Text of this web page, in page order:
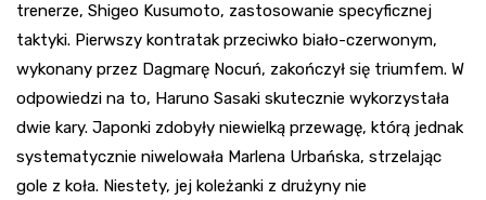
trenerze, Shigeo Kusumoto, zastosowanie specyficznej
taktyki. Pierwszy kontratak przeciwko biało-czerwonym,
wykonany przez Dagmarę Nocuń, zakończył się triumfem. W
odpowiedzi na to, Haruno Sasaki skutecznie wykorzystała
dwie kary. Japonki zdobyły niewielką przewagę, którą jednak
systematycznie niwelowała Marlena Urbańska, strzelając
gole z koła. Niestety, jej koleżanki z drużyny nie